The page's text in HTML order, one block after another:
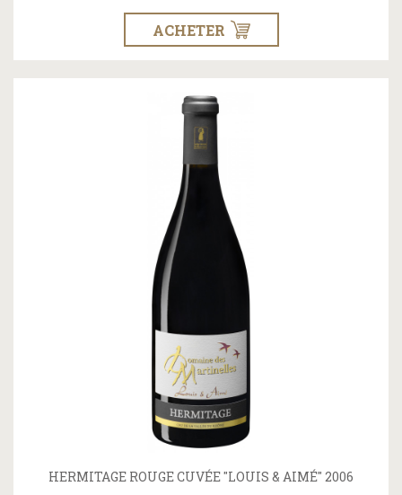
ACHETER
HERMITAGE ROUGE CUVÉE "LOUIS & AIMÉ" 2006